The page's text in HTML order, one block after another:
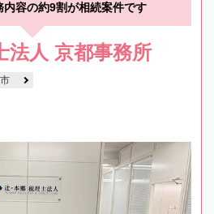
内容の約9割が相続案件です
法人 京都事務所